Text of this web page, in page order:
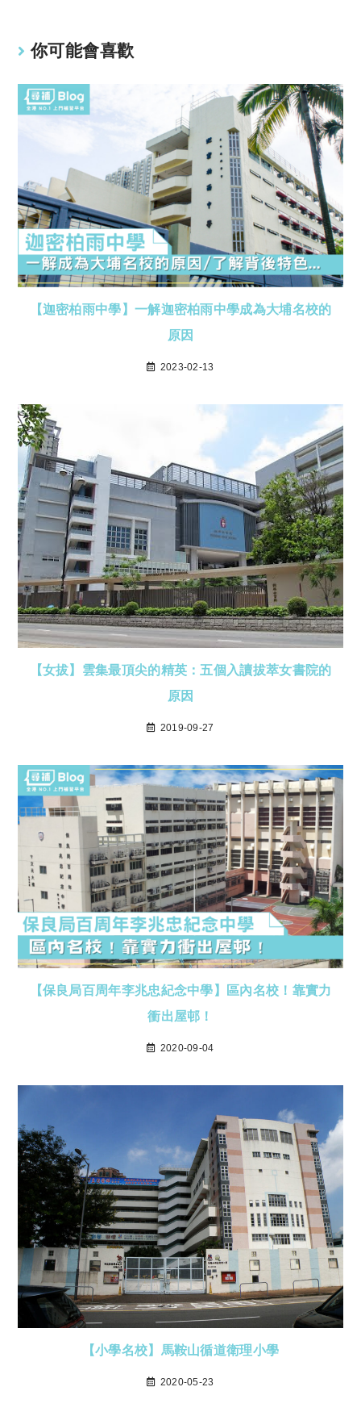
你可能會喜歡
【迦密柏雨中學】一解迦密柏雨中學成為大埔名校的
原因
2023-02-13
【女拔】雲集最頂尖的精英：五個入讀拔萃女書院的
原因
2019-09-27
【保良局百周年李兆忠紀念中學】區內名校！靠實力
衝出屋邨！
2020-09-04
【小學名校】馬鞍山循道衛理小學
2020-05-23